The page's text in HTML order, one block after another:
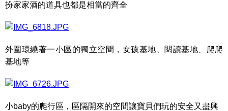
扮家家酒的道具也都是相當的齊全
外圍環繞著一小區的獨立空間，女孩基地、閱讀基地、爬爬
基地等
小baby的爬行區，區隔開來的空間讓寶貝們玩的安全又盡興